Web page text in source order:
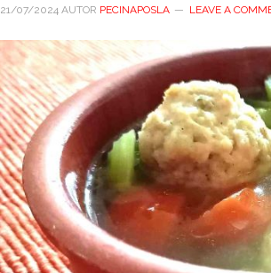
21/07/2024 AUTOR PECINAPOSLA LEAVE A